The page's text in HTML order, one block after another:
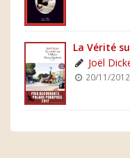
La Vérité
Joël
20/11/